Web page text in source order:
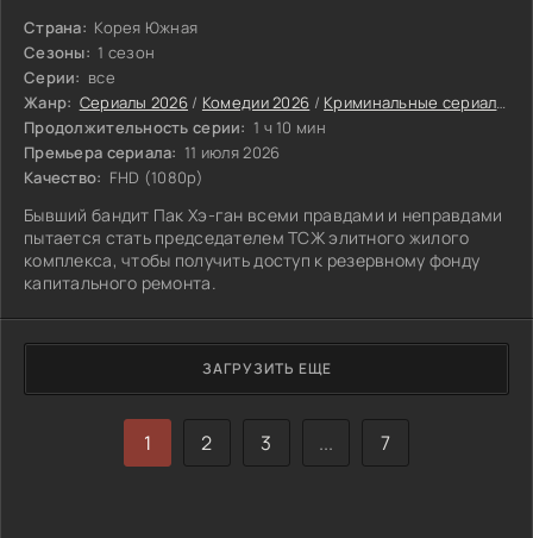
Страна: Корея Южная
Сезоны: 1 сезон
Серии: все
Жанр: Сериалы 2026 / Комедии 2026 / Криминальные сериалы 2026
Продолжительность серии: 1 ч 10 мин
Премьера сериала: 11 июля 2026
Качество: FHD (1080p)
Бывший бандит Пак Хэ-ган всеми правдами и неправдами
пытается стать председателем ТСЖ элитного жилого
комплекса, чтобы получить доступ к резервному фонду
капитального ремонта.
ЗАГРУЗИТЬ ЕЩЕ
1 2 3 ... 7